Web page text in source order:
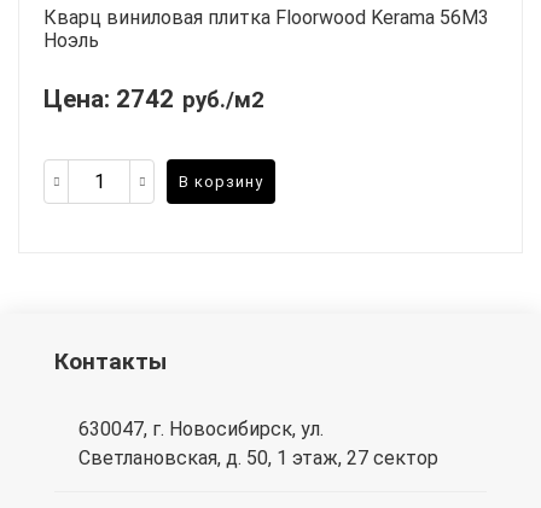
Кварц виниловая плитка Floorwood Kerama 56М3
Ноэль
Цена: 2742 руб./м2
В корзину
Контакты
630047, г. Новосибирск, ул.
Светлановская, д. 50, 1 этаж, 27 сектор